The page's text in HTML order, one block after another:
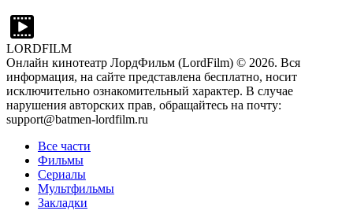
LORDFILM
Онлайн кинотеатр ЛордФильм (LordFilm) © 2026. Вся
информация, на сайте представлена бесплатно, носит
исключительно ознакомительный характер. В случае
нарушения авторских прав, обращайтесь на почту:
support@batmen-lordfilm.ru
Все части
Фильмы
Сериалы
Мультфильмы
Закладки